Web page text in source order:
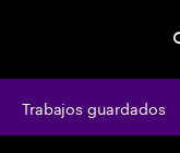
Trabajos guardados